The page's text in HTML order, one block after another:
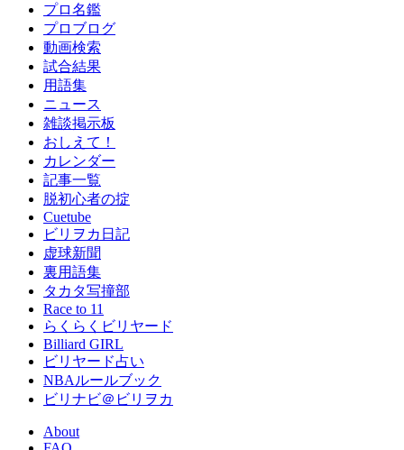
プロ名鑑
プロブログ
動画検索
試合結果
用語集
ニュース
雑談掲示板
おしえて！
カレンダー
記事一覧
脱初心者の掟
Cuetube
ビリヲカ日記
虚球新聞
裏用語集
タカタ写撞部
Race to 11
らくらくビリヤード
Billiard GIRL
ビリヤード占い
NBAルールブック
ビリナビ＠ビリヲカ
About